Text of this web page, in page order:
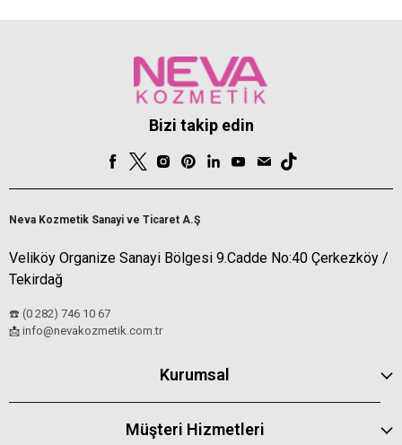
Bizi takip edin
Neva Kozmetik Sanayi ve Ticaret A.Ş
Veliköy Organize Sanayi Bölgesi 9.Cadde No:40 Çerkezköy /
Tekirdağ
☎️ (0 282) 746 10 67
📩 info@nevakozmetik.com.tr
Kurumsal
Müşteri Hizmetleri